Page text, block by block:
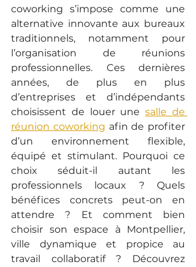
coworking s’impose comme une
alternative innovante aux bureaux
traditionnels, notamment pour
l’organisation de réunions
professionnelles. Ces dernières
années, de plus en plus
d’entreprises et d’indépendants
choisissent de louer une salle de
réunion coworking afin de profiter
d’un environnement flexible,
équipé et stimulant. Pourquoi ce
choix séduit-il autant les
professionnels locaux ? Quels
bénéfices concrets peut-on en
attendre ? Et comment bien
choisir son espace à Montpellier,
ville dynamique et propice au
travail collaboratif ? Découvrez